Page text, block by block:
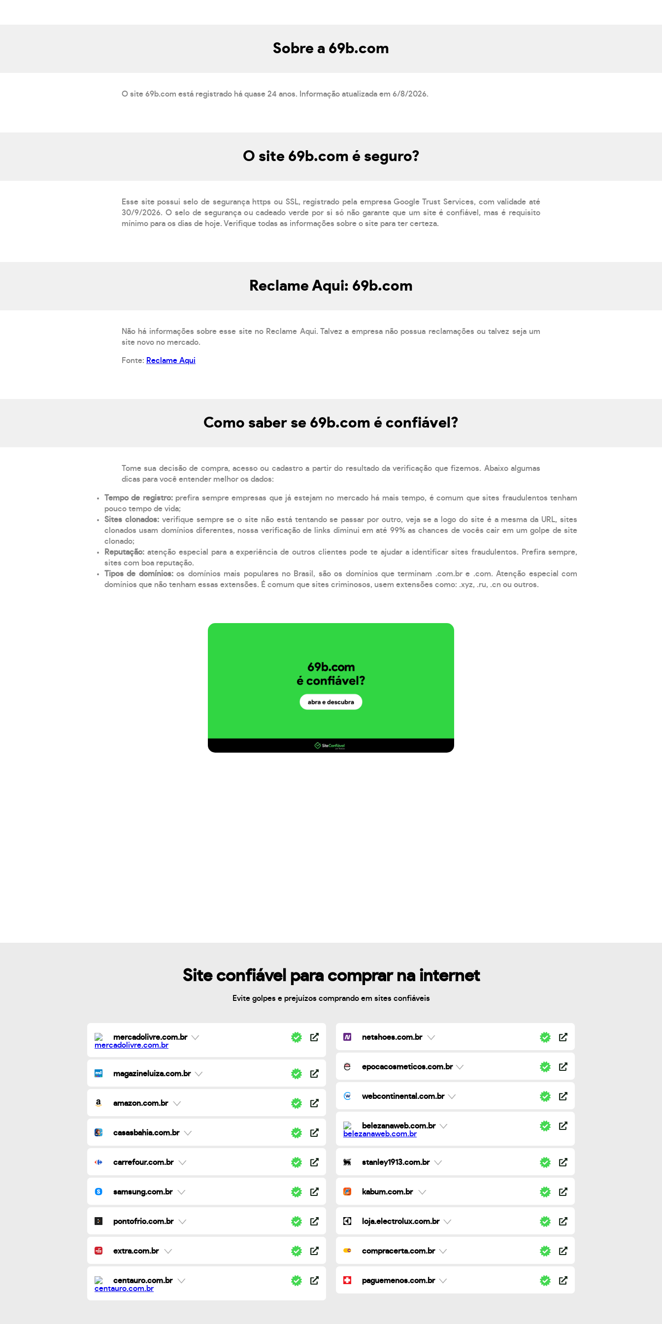
Sobre a 69b.com
O site 69b.com está registrado há quase 24 anos. Informação atualizada em 6/8/2026.
O site 69b.com é seguro?
Esse site possui selo de segurança https ou SSL, registrado pela empresa Google Trust Services, com validade até
30/9/2026. O selo de segurança ou cadeado verde por si só não garante que um site é confiável, mas é requisito
mínimo para os dias de hoje. Verifique todas as informações sobre o site para ter certeza.
Reclame Aqui: 69b.com
Não há informações sobre esse site no Reclame Aqui. Talvez a empresa não possua reclamações ou talvez seja um
site novo no mercado.
Fonte: Reclame Aqui
Como saber se 69b.com é confiável?
Tome sua decisão de compra, acesso ou cadastro a partir do resultado da verificação que fizemos. Abaixo algumas
dicas para você entender melhor os dados:
Tempo de registro: prefira sempre empresas que já estejam no mercado há mais tempo, é comum que sites fraudulentos tenham
pouco tempo de vida;
Sites clonados: verifique sempre se o site não está tentando se passar por outro, veja se a logo do site é a mesma da URL, sites
clonados usam domínios diferentes, nossa verificação de links diminui em até 99% as chances de vocês cair em um golpe de site
clonado;
Reputação: atenção especial para a experiência de outros clientes pode te ajudar a identificar sites fraudulentos. Prefira sempre,
sites com boa reputação.
Tipos de domínios:os domínios mais populares no Brasil, são os domínios que terminam .com.br e .com. Atenção especial com
domínios que não tenham essas extensões. É comum que sites criminosos, usem extensões como: .xyz, .ru, .cn ou outros.
Site confiável para comprar na internet
Evite golpes e prejuízos comprando em sites confiáveis
mercadolivre.com.br
magazineluiza.com.br
amazon.com.br
casasbahia.com.br
carrefour.com.br
samsung.com.br
pontofrio.com.br
extra.com.br
centauro.com.br
netshoes.com.br
epocacosmeticos.com.br
webcontinental.com.br
belezanaweb.com.br
stanley1913.com.br
kabum.com.br
loja.electrolux.com.br
compracerta.com.br
paguemenos.com.br